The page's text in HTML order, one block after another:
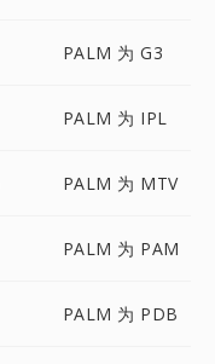
PALM 为 G3
PALM 为 IPL
PALM 为 MTV
PALM 为 PAM
PALM 为 PDB